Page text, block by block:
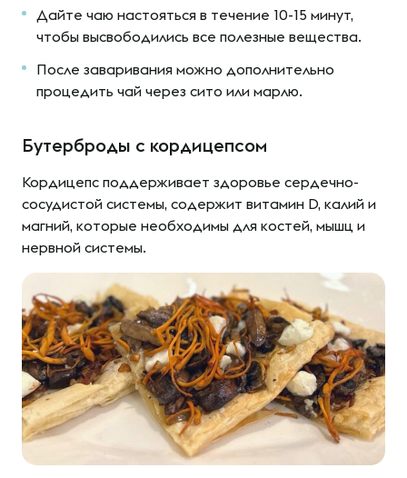
Дайте чаю настояться в течение 10-15 минут,
чтобы высвободились все полезные вещества.
После заваривания можно дополнительно
процедить чай через сито или марлю.
Бутерброды с кордицепсом
Кордицепс поддерживает здоровье сердечно-
сосудистой системы, содержит витамин D, калий и
магний, которые необходимы для костей, мышц и
нервной системы.